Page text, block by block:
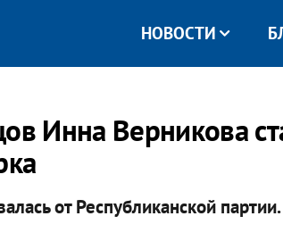
НОВОСТИ
Инна Верникова
от Республиканской партии.